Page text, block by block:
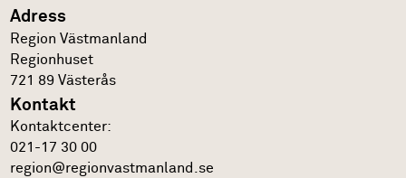
Adress
Region Västmanland
Regionhuset
721 89 Västerås
Kontakt
Kontakt­center:
021-17 30 00
region@regionvastmanland.se